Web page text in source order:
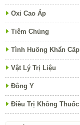
Oxi Cao Áp
Tiêm Chủng
Tình Huống Khẩn Cấp
Vật Lý Trị Liệu
Đông Y
Điều Trị Không Thuốc